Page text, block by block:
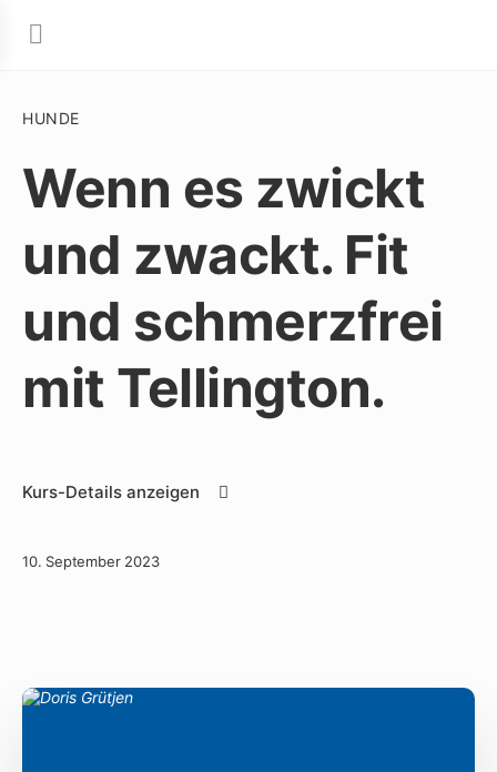
HUNDE
Wenn es zwickt
und zwackt. Fit
und schmerzfrei
mit Tellington.
Kurs-Details anzeigen
10. September 2023